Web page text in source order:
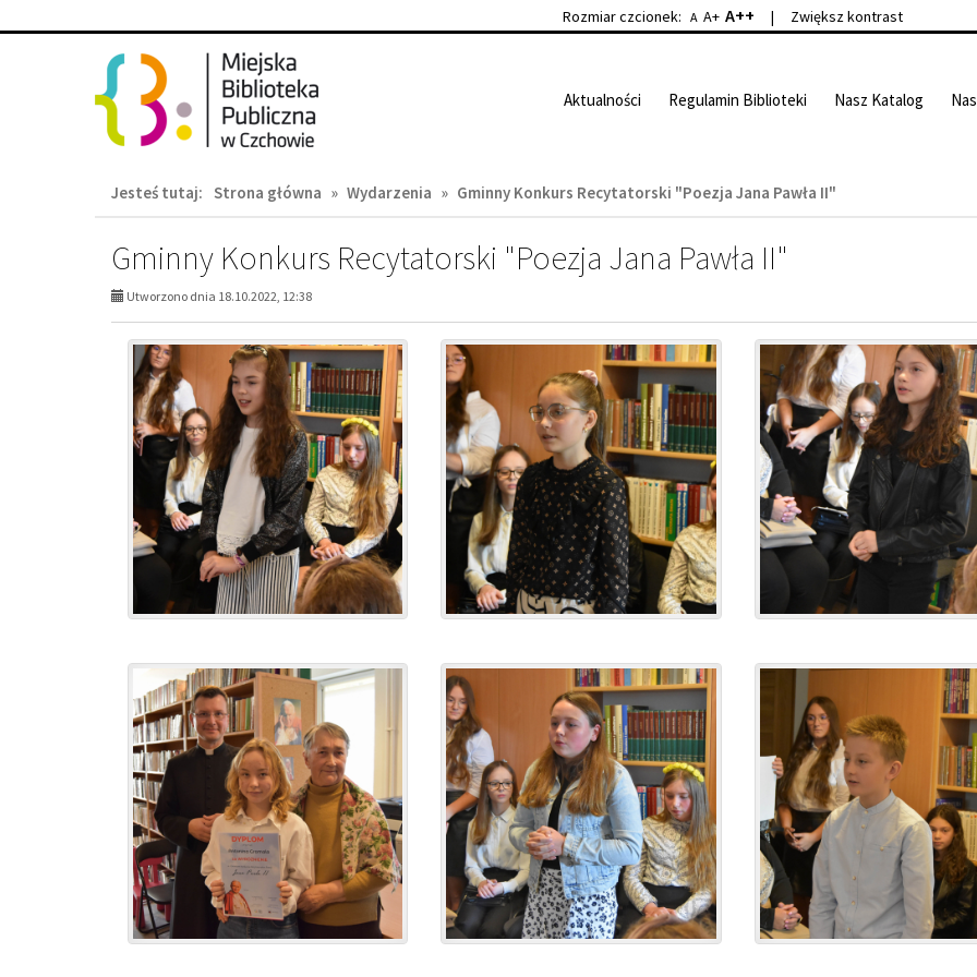
Przejdź
Przejdź
Rozmiar czcionek: A A+ A++ | Zwiększ kontrast
Aktualności Regulamin Biblioteki Nasz Katalog
Jesteś tutaj: Strona główna » Wydarzenia » Gminny Konkurs Recytatorski "Poezja Jana Pawła II"
Gminny Konkurs Recytatorski "Poezja Jana Pawła II"
Utworzono dnia 18.10.2022, 12:38